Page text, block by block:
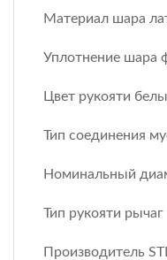
Материал шара
Уплотнение шара
Цвет рукояти
Тип соединения
Номинальный
Тип рукояти рычаг
Производитель STI